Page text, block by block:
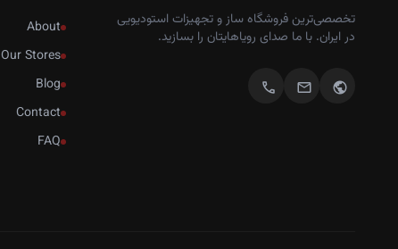
تخصصی‌ترین فروشگاه ساز و تجهیزات استودیویی
در ایران. با ما صدای رویاهایتان را بسازید.
public
mail
call
About
Our Stores
Blog
Contact
FAQ